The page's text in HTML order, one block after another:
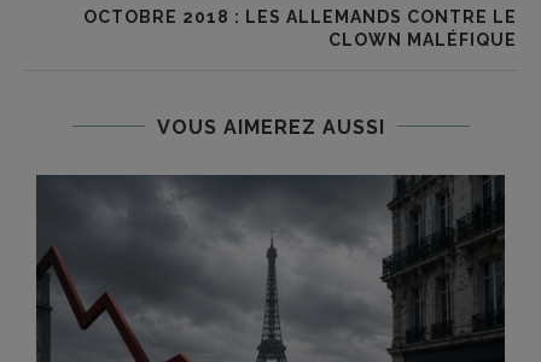
OCTOBRE 2018 : LES ALLEMANDS CONTRE LE
CLOWN MALÉFIQUE
VOUS AIMEREZ AUSSI